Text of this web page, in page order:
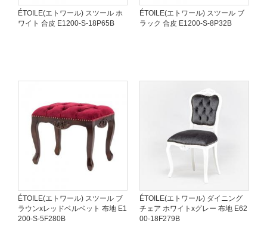
ÉTOILE(エトワール) スツール ホ
ワイト 合皮 E1200-S-18P65B
ÉTOILE(エトワール) スツール ブ
ラック 合皮 E1200-S-8P32B
ÉTOILE(エトワール) スツール ブ
ラウンxレッドベルベット 布地 E1
200-S-5F280B
ÉTOILE(エトワール) ダイニング
チェア ホワイトxグレー 布地 E62
00-18F279B